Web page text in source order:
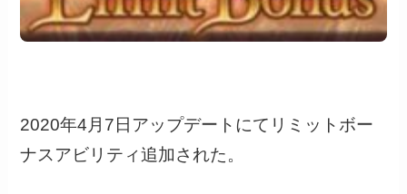
2020年4月7日アップデートにてリミットボー
ナスアビリティ追加された。